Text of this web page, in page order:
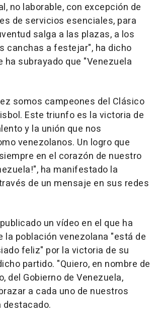
no laborable, con excepción de
de servicios esenciales, para
salga a las plazas, a los
canchas a festejar", ha dicho
ha subrayado que "Venezuela
somos campeones del Clásico
Este triunfo es la victoria de
y la unión que nos
venezolanos. Un logro que
en el corazón de nuestro
ha manifestado la
de un mensaje en sus redes
un vídeo en el que ha
la población venezolana "está de
feliz" por la victoria de su
partido. "Quiero, en nombre de
del Gobierno de Venezuela,
a cada uno de nuestros
destacado.